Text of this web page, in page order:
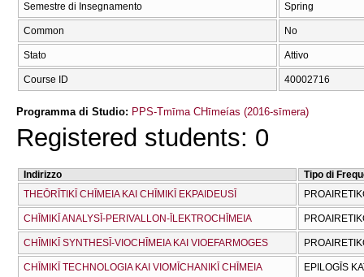
Semestre di Insegnamento Spring
Common No
Stato Attivo
Course ID 40002716
Programma di Studio: PPS-Tmīma CΗīmeías (2016-sīmera)
Registered students: 0
Indirizzo
Tipo di
THEŌRĪTIKĪ CΗĪMEIA KAI CΗĪMIKĪ EKPAIDEUSĪ
CΗĪMIKĪ ANALYSĪ-PERIVALLON-ĪLEKTROCΗĪMEIA
CΗĪMIKĪ SYNTHESĪ-VIOCΗĪMEIA KAI VIOEFARMOGES
CΗĪMIKĪ TECΗNOLOGIA KAI VIOMĪCΗANIKĪ CΗĪMEIA EPILOGĪS